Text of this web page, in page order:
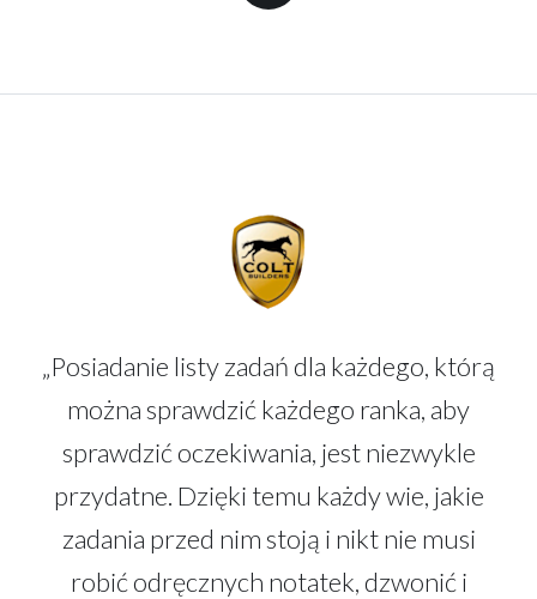
„Posiadanie listy zadań dla każdego, którą
można sprawdzić każdego ranka, aby
sprawdzić oczekiwania, jest niezwykle
przydatne. Dzięki temu każdy wie, jakie
zadania przed nim stoją i nikt nie musi
robić odręcznych notatek, dzwonić i